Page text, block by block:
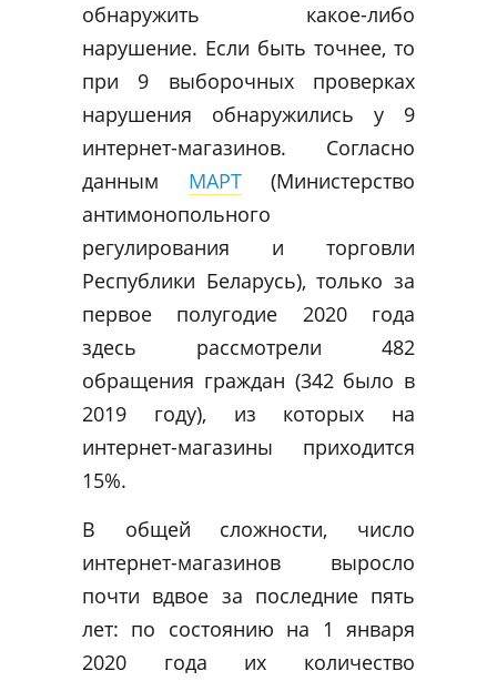
обнаружить какое-либо
нарушение. Если быть точнее, то
при 9 выборочных проверках
нарушения обнаружились у 9
интернет-магазинов. Согласно
данным МАРТ(Министерство
антимонопольного
регулирования и торговли
Республики Беларусь), только за
первое полугодие 2020 года
здесь рассмотрели 482
обращения граждан (342 было в
2019 году), из которых на
интернет-магазины приходится
15%.
В общей сложности, число
интернет-магазинов выросло
почти вдвое за последние пять
лет: по состоянию на 1 января
2020 года их количество